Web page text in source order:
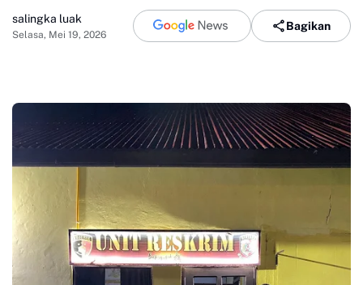
salingka luak
Selasa, Mei 19, 2026
Bagikan